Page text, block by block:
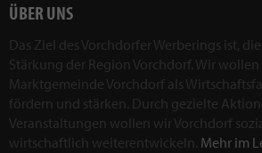
ÜBER UNS
Das Ziel des Vorchdorfer Werberings ist,
Stärkung der Region Vorchdorf. Wir
Marktgemeinde Vorchdorf als
fördern und stärken. Durch gezielte
Veranstaltungen wollen wir Vorchdorf
wirtschaftlich weiterentwickeln. Mehr im